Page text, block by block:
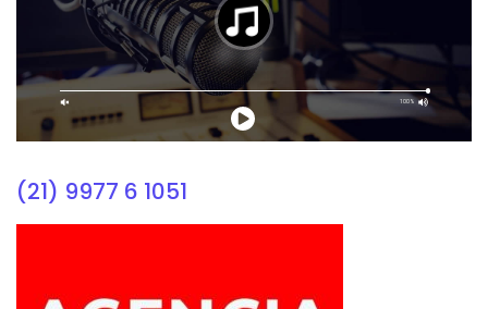
(21) 9977 6 1051